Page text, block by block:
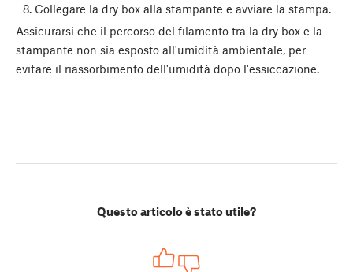
Collegare la dry box alla stampante e avviare la stampa.
Assicurarsi che il percorso del filamento tra la dry box e la
stampante non sia esposto all'umidità ambientale, per
evitare il riassorbimento dell'umidità dopo l'essiccazione.
Questo articolo è stato utile?